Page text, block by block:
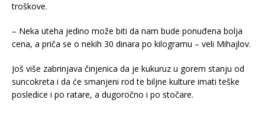
troškove.
– Neka uteha jedino može biti da nam bude ponuđena bolja
cena, a priča se o nekih 30 dinara po kilogramu – veli Mihajlov.
Još više zabrinjava činjenica da je kukuruz u gorem stanju od
suncokreta i da će smanjeni rod te biljne kulture imati teške
posledice i po ratare, a dugoročno i po stočare.